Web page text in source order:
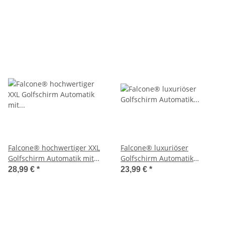
Falcone® hochwertiger XXL
Golfschirm Automatik mit
Ventilationsbezug
28,99 € *
Falcone® luxuriöser
Golfschirm Automatik
windsicher Rundhakengriff
23,99 € *